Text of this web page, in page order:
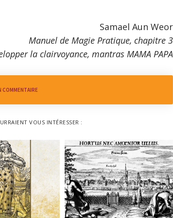
Samael Aun Weor
Manuel de Magie Pratique, chapitre 3
la clairvoyance, mantras MAMA PAPA
COMMENTAIRE
VOUS INTÉRESSER :